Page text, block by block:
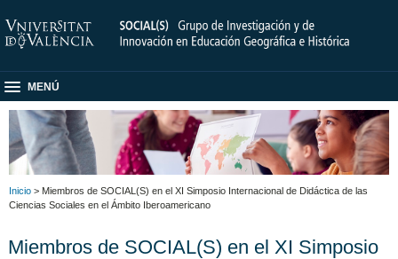
MENÚ
Inicio > Miembros de SOCIAL(S) en el XI Simposio Internacional de Didáctica de las
Ciencias Sociales en el Ámbito Iberoamericano
Miembros de SOCIAL(S) en el XI Simposio